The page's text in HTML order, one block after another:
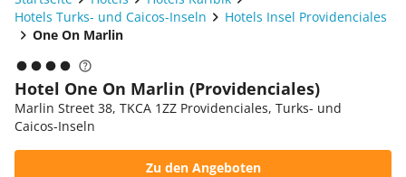
Hotels Turks- und Caicos-Inseln
Hotels Insel Providenciales
One On Marlin
Hotel One On Marlin (Providenciales)
Marlin Street 38, TKCA 1ZZ Providenciales, Turks- und
Caicos-Inseln
Zu den Angeboten